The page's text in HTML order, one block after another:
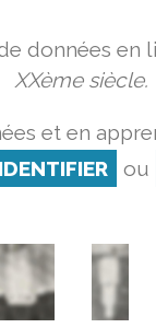
données en
XXème siècle.
et en
ou